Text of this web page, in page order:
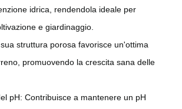
idrica, rendendola ideale per
e giardinaggio.
struttura porosa favorisce un'ottima
promuovendo la crescita sana delle
pH: Contribuisce a mantenere un pH